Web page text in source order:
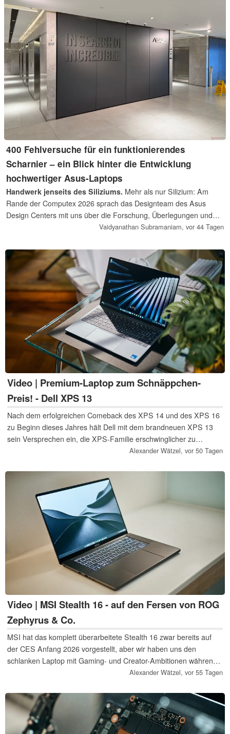
400 Fehlversuche für ein funktionierendes
Scharnier – ein Blick hinter die Entwicklung
hochwertiger Asus-Laptops
Handwerk jenseits des Siliziums. Mehr als nur Silizium: Am
Rande der Computex 2026 sprach das Designteam des Asus
Design Centers mit uns über die Forschung, Überlegungen und
Entscheidungen, die hinter den aktuellen Zenbook-, ROG- und
interdisziplinärer und konsequent nutzerzentrierter
Entwicklungsansatz nicht nur internationale Designpreise
eingebracht hat, sondern den Laptop zunehmend zu einer
Erweiterung seines Nutzers machen soll.
Vaidyanathan Subramaniam, vor 44 Tagen
Video | Premium-Laptop zum Schnäppchen-
Preis! - Dell XPS 13
Nach dem erfolgreichen Comeback des XPS 14 und des XPS 16
zu Beginn dieses Jahres hält Dell mit dem brandneuen XPS 13
sein Versprechen ein, die XPS-Familie erschwinglicher zu
machen. Dieser kleine, leichte Laptop könnte tatsächlich neu
Laptop erwarten kann (Video in englischer Sprache).
Alexander Wätzel, vor 50 Tagen
Video | MSI Stealth 16 - auf den Fersen von ROG
Zephyrus & Co.
MSI hat das komplett überarbeitete Stealth 16 zwar bereits auf
der CES Anfang 2026 vorgestellt, aber wir haben uns den
schlanken Laptop mit Gaming- und Creator-Ambitionen während
der Computex dennoch für ein Mini-Review zur Brust genommen
Konkurrenz wie dem Zephyrus G16?
Alexander Wätzel, vor 55 Tagen